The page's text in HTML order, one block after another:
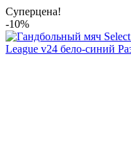
Суперцена!
-10%